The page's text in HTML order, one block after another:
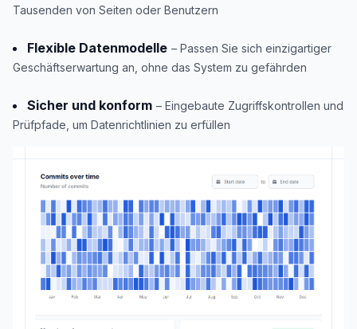
Tausenden von Seiten oder Benutzern
Flexible Datenmodelle – Passen Sie sich einzigartiger
Geschäftserwartung an, ohne das System zu gefährden
Sicher und konform – Eingebaute Zugriffskontrollen und
Prüfpfade, um Datenrichtlinien zu erfüllen